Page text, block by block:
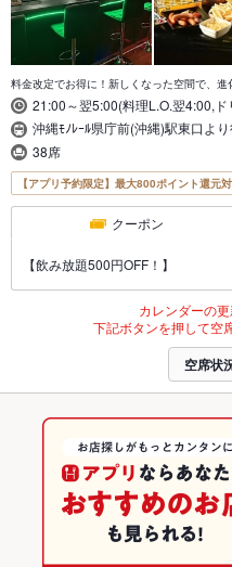
料金改定でお得に！新しくなった空間で、進
21:00～翌5:00(料理L.O.翌4:00,ド
沖縄ﾓﾉﾚｰﾙ県庁前(沖縄)駅東口よ
38席
【アプリ予約限定】最大800ポイント還元
クーポン
【飲み放題500円OFF！】
カレンダーの更
下記ボタンを押して空
空席状